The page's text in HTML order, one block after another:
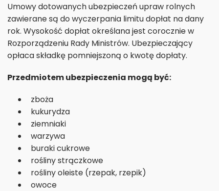
Umowy dotowanych ubezpieczeń upraw rolnych
zawierane są do wyczerpania limitu dopłat na dany
rok. Wysokość dopłat określana jest corocznie w
Rozporządzeniu Rady Ministrów. Ubezpieczający
opłaca składkę pomniejszoną o kwotę dopłaty.
Przedmiotem ubezpieczenia mogą być:
zboża
kukurydza
ziemniaki
warzywa
buraki cukrowe
rośliny strączkowe
rośliny oleiste (rzepak, rzepik)
owoce